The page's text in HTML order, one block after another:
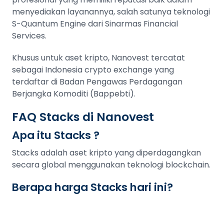
menyediakan layanannya, salah satunya teknologi
S-Quantum Engine dari Sinarmas Financial
Services.
Khusus untuk aset kripto, Nanovest tercatat
sebagai Indonesia crypto exchange yang
terdaftar di Badan Pengawas Perdagangan
Berjangka Komoditi (Bappebti).
FAQ Stacks di Nanovest
Apa itu Stacks ?
Stacks adalah aset kripto yang diperdagangkan
secara global menggunakan teknologi blockchain.
Berapa harga Stacks hari ini?